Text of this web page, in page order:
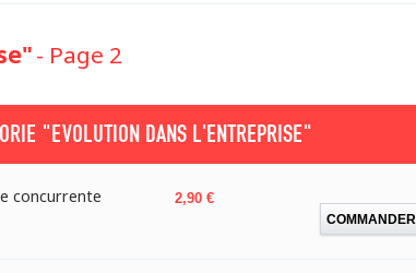
- Page 2
"EVOLUTION DANS L'ENTREPRISE"
concurrente Prix
2,90 €
COMMANDER